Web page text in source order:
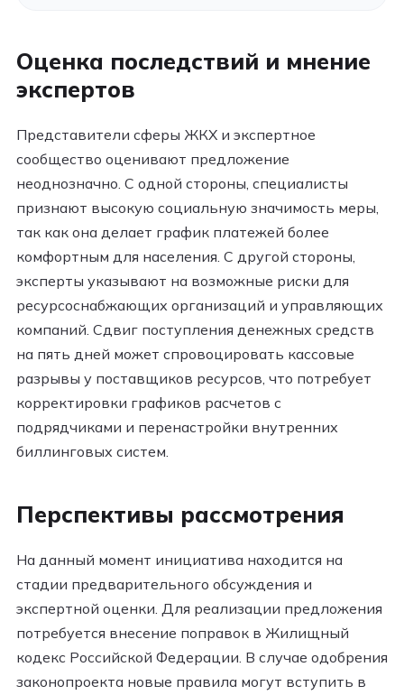
Оценка последствий и мнение
экспертов
Представители сферы ЖКХ и экспертное
сообщество оценивают предложение
неоднозначно. С одной стороны, специалисты
признают высокую социальную значимость меры,
так как она делает график платежей более
комфортным для населения. С другой стороны,
эксперты указывают на возможные риски для
ресурсоснабжающих организаций и управляющих
компаний. Сдвиг поступления денежных средств
на пять дней может спровоцировать кассовые
разрывы у поставщиков ресурсов, что потребует
корректировки графиков расчетов с
подрядчиками и перенастройки внутренних
биллинговых систем.
Перспективы рассмотрения
На данный момент инициатива находится на
стадии предварительного обсуждения и
экспертной оценки. Для реализации предложения
потребуется внесение поправок в Жилищный
кодекс Российской Федерации. В случае одобрения
законопроекта новые правила могут вступить в